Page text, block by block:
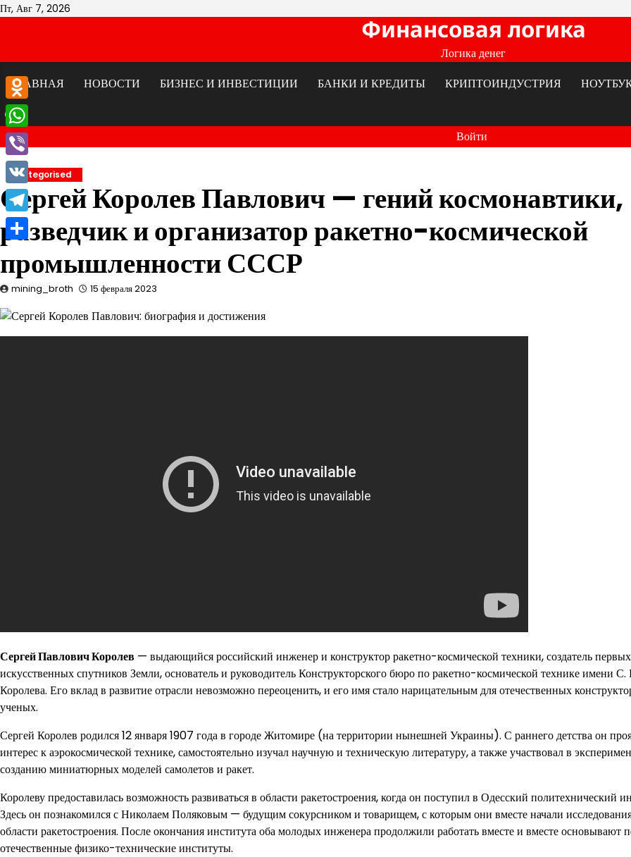
Перейти
Пт, Авг 7, 2026
Финансовая логика
Логика денег
ГЛАВНАЯ
НОВОСТИ БИЗНЕС И ИНВЕСТИЦИИ БАНКИ И КРЕДИТЫ КРИПТОИНДУСТРИЯ
Войти
Uncategorised
Сергей Королев Павлович — гений космонавтики,
разведчик и организатор ракетно-космической
промышленности СССР
mining_broth 15 февраля 2023
Сергей Павлович Королев — выдающийся российский инженер и конструктор ракетно-космической техники, создатель первых
искусственных спутников Земли, основатель и руководитель Конструкторского бюро по ракетно-космической технике имени С.
Королева. Его вклад в развитие отрасли невозможно переоценить, и его имя стало нарицательным для отечественных
ученых.
Сергей Королев родился 12 января 1907 года в городе Житомире (на территории нынешней Украины). С раннего детства он
интерес к аэрокосмической технике, самостоятельно изучал научную и техническую литературу, а также участвовал в
созданию миниатюрных моделей самолетов и ракет.
Королеву предоставилась возможность развиваться в области ракетостроения, когда он поступил в Одесский политехнический
Здесь он познакомился с Николаем Поляковым — будущим сокурсником и товарищем, с которым они вместе начали
области ракетостроения. После окончания института оба молодых инженера продолжили работать вместе и вместе основывают
отечественные физико-технические институты.
Odnoklassniki
WhatsApp
Viber
VK
Telegram
Отправить